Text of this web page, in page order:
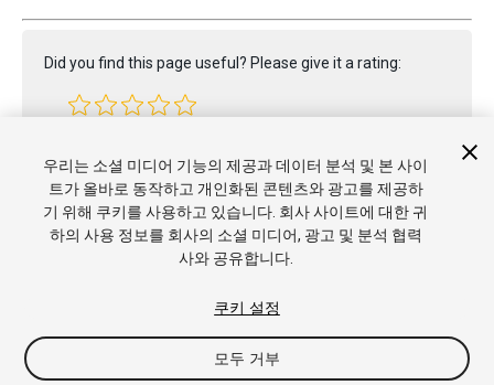
Did you find this page useful? Please give it a rating:
Copyright © 2019 Unity Technologies. Publication 2018.4
우리는 소셜 미디어 기능의 제공과 데이터 분석 및 본 사이
트가 올바로 동작하고 개인화된 콘텐츠와 광고를 제공하
기 위해 쿠키를 사용하고 있습니다. 회사 사이트에 대한 귀
하의 사용 정보를 회사의 소셜 미디어, 광고 및 분석 협력
사와 공유합니다.
쿠키 설정
모두 거부